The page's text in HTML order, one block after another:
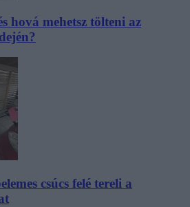
hová mehetsz tölteni az
csúcs felé tereli a